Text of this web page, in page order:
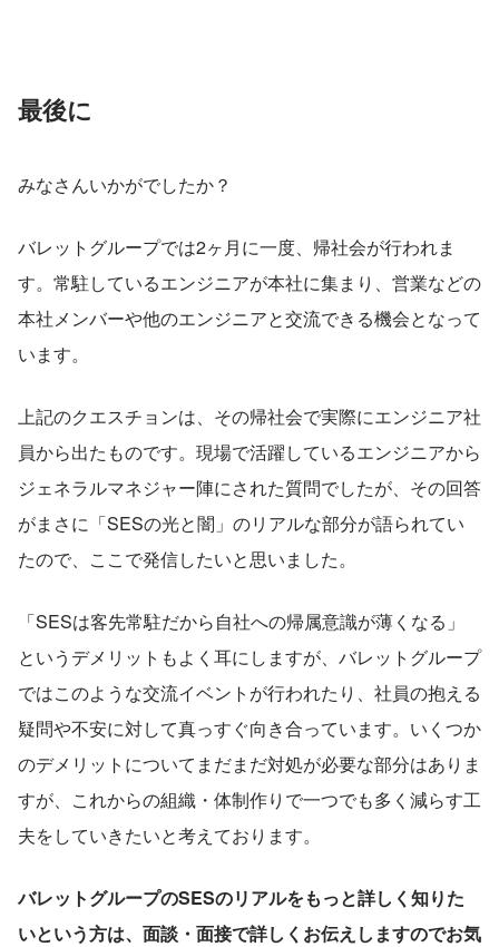
最後に
みなさんいかがでしたか？
バレットグループでは2ヶ月に一度、帰社会が行われま
す。常駐しているエンジニアが本社に集まり、営業などの
本社メンバーや他のエンジニアと交流できる機会となって
います。
上記のクエスチョンは、その帰社会で実際にエンジニア社
員から出たものです。現場で活躍しているエンジニアから
ジェネラルマネジャー陣にされた質問でしたが、その回答
がまさに「SESの光と闇」のリアルな部分が語られてい
たので、ここで発信したいと思いました。
「SESは客先常駐だから自社への帰属意識が薄くなる」
というデメリットもよく耳にしますが、バレットグループ
ではこのような交流イベントが行われたり、社員の抱える
疑問や不安に対して真っすぐ向き合っています。いくつか
のデメリットについてまだまだ対処が必要な部分はありま
すが、これからの組織・体制作りで一つでも多く減らす工
夫をしていきたいと考えております。
バレットグループのSESのリアルをもっと詳しく知りた
いという方は、面談・面接で詳しくお伝えしますのでお気